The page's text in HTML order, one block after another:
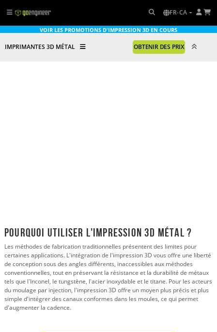
FR-CA
VOIR LES PROMOTIONS D'IMPRESSION 3D EN COURS
IMPRIMANTES 3D MÉTAL OBTENIR DES PRIX
Pourquoi utiliser l'impression 3D métal ?
Les méthodes de fabrication traditionnelles présentent des limites pour
certaines applications. L'intégration de l'impression 3D vous offre une liberté
de conception sous des angles différents, inaccessibles aux méthodes
conventionnelles, tout en préservant la résistance et la durabilité de métaux
tels que l'Inconel, le tungstène, l'acier inoxydable et le titane. Pour les acteurs
du moulage par injection, l'impression 3D offre un moyen plus précis et plus
simple d'intégrer des canaux conformes dans les moules, ce qui permet
d'augmenter la cadence.